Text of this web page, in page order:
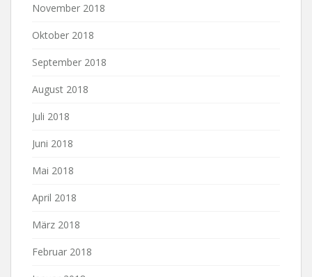
November 2018
Oktober 2018
September 2018
August 2018
Juli 2018
Juni 2018
Mai 2018
April 2018
März 2018
Februar 2018